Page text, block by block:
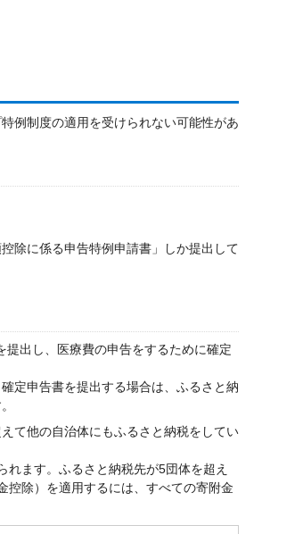
例制度の適用を受けられない可能性があ
除に係る申告特例申請書」しか提出して
出し、医療費の申告をするために確定
定申告書を提出する場合は、ふるさと納
て他の自治体にもふるさと納税をしてい
ます。ふるさと納税先が5団体を超え
控除）を適用するには、すべての寄附金